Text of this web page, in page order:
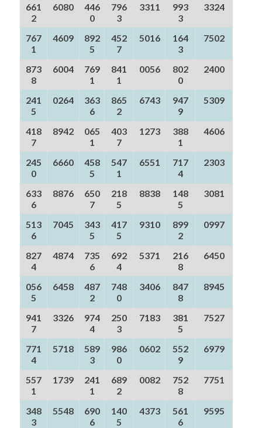
661
2
6080
446
0
796
3
3311
993
3
3324
767
1
4609
892
5
452
7
5016
164
3
7502
873
8
6004
769
1
841
1
0056
802
0
2400
241
5
0264
363
6
865
2
6743
947
9
5309
418
7
8942
065
1
403
7
1273
388
1
4606
245
0
6660
458
5
547
1
6551
717
4
2303
633
6
8876
650
7
218
5
8838
148
5
3081
513
6
7045
343
5
417
5
9310
899
2
0997
827
4
4874
735
6
692
4
5371
216
8
6450
056
5
6458
487
2
748
0
3406
847
8
8945
941
7
3326
974
4
250
3
7183
381
5
7527
771
4
5718
589
3
986
0
0602
552
9
6979
557
1
1739
241
1
689
2
0082
752
8
7751
348
3
5548
690
6
140
5
4373
561
6
9595